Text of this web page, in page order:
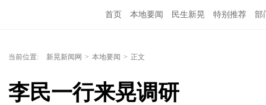
首页 本地要闻 民生新晃 特别推荐 部
当前位置: 新晃新闻网 > 本地要闻 > 正文
李民一行来晃调研